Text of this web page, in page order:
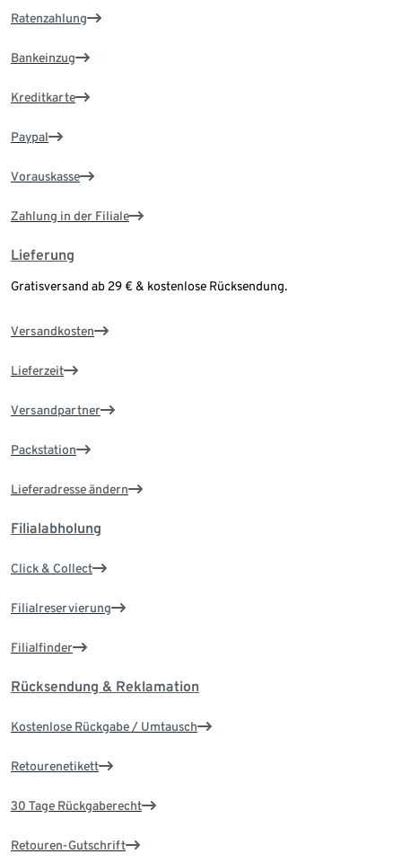
Ratenzahlung
Bankeinzug
Kreditkarte
Paypal
Vorauskasse
Zahlung in der Filiale
Lieferung
Gratisversand ab 29 € & kostenlose Rücksendung.
Versandkosten
Lieferzeit
Versandpartner
Packstation
Lieferadresse ändern
Filialabholung
Click & Collect
Filialreservierung
Filialfinder
Rücksendung & Reklamation
Kostenlose Rückgabe / Umtausch
Retourenetikett
30 Tage Rückgaberecht
Retouren-Gutschrift